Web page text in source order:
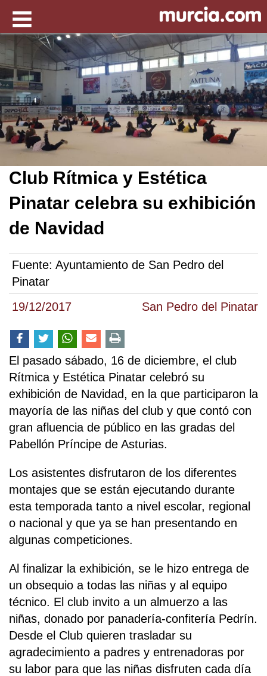
19/12/2017 San Pedro del Pinatar
Club Rítmica y Estética
Pinatar celebra su exhibición
de Navidad
Fuente: Ayuntamiento de San Pedro del
Pinatar
El pasado sábado, 16 de diciembre, el club
Rítmica y Estética Pinatar celebró su
exhibición de Navidad, en la que participaron la
mayoría de las niñas del club y que contó con
gran afluencia de público en las gradas del
Pabellón Príncipe de Asturias.
Los asistentes disfrutaron de los diferentes
montajes que se están ejecutando durante
esta temporada tanto a nivel escolar, regional
o nacional y que ya se han presentando en
algunas competiciones.
Al finalizar la exhibición, se le hizo entrega de
un obsequio a todas las niñas y al equipo
técnico. El club invito a un almuerzo a las
niñas, donado por panadería-confitería Pedrín.
Desde el Club quieren trasladar su
agradecimiento a padres y entrenadoras por
su labor para que las niñas disfruten cada día